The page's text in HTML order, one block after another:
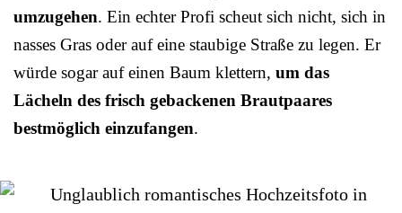
umzugehen. Ein echter Profi scheut sich nicht, sich in
nasses Gras oder auf eine staubige Straße zu legen. Er
würde sogar auf einen Baum klettern, um das
Lächeln des frisch gebackenen Brautpaares
bestmöglich einzufangen.